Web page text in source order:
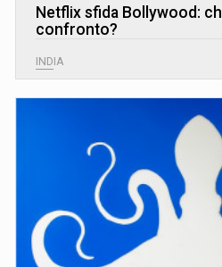
Netflix sfida Bollywood:
confronto?
INDIA